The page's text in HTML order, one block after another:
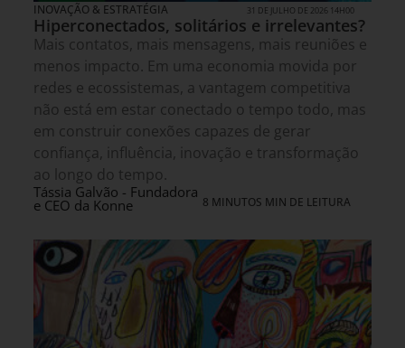
INOVAÇÃO & ESTRATÉGIA 31 DE JULHO DE 2026 14H00
Hiperconectados, solitários e irrelevantes?
Mais contatos, mais mensagens, mais reuniões e
menos impacto. Em uma economia movida por
redes e ecossistemas, a vantagem competitiva
não está em estar conectado o tempo todo, mas
em construir conexões capazes de gerar
confiança, influência, inovação e transformação
ao longo do tempo.
Tássia Galvão - Fundadora
e CEO da Konne 8 MINUTOS MIN DE LEITURA